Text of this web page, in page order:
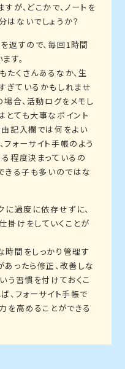
が、どこかで、ノートを
ないでしょうか？
返すので、毎回1時間
す。
くさんあるなか、生
ぎているかもしれませ
場合、活動ログをメモし
とても大事なポイント
由記入欄では何をよい
ォーサイト手帳のよう
程度決まっているの
きる子も多いのではな
に過度に依存せずに、
掛けをしていくことが
時間をしっかり管理す
ったら修正、改善しな
う習慣を付けておくこ
、フォーサイト手帳で
を高めることができる